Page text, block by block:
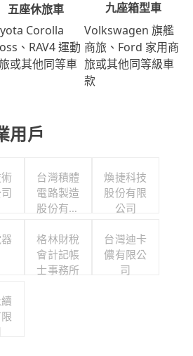
五座休旅車
Corolla
、RAV4 運動
或其他同等車
九座箱型車
Volkswagen 旗艦
商旅、Ford 家用商
旅或其他同等級車
款
用戶
台灣積體
電路製造
股份有限
煥捷科技
股份有限
公司
格林財稅
會計記帳
士事務所
台灣迪卡
儂有限公
司